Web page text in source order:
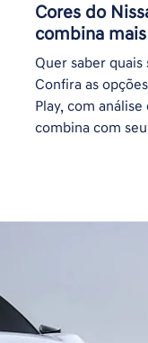
Cores do
combina
Quer saber quais
Confira as
Play, com
combina com